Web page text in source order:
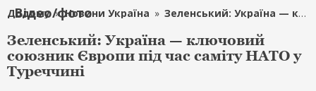
Відео/фото
Додому » Новини Україна » Зеленський: Україна — ключовий союзник Європи під час саміту НАТО у Туреччині
Зеленський: Україна — ключовий
союзник Європи під час саміту НАТО у
Туреччині